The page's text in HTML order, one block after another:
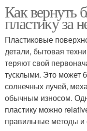
Как вернуть
пластику за
Пластиковые
детали, бытовая
теряют свой
тусклыми. Это может
солнечных лучей,
обычным износом.
пластику можно
правильные методы и